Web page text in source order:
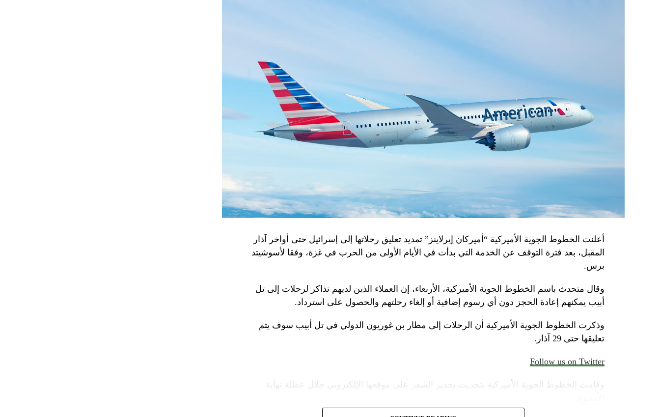
أعلنت الخطوط الجوية الأميركية “أميركان إيرلاينز” تمديد تعليق رحلاتها إلى إسرائيل حتى أواخر آذار
المقبل، بعد فترة التوقف عن الخدمة التي بدأت في الأيام الأولى من الحرب في غزة، وفقا لأسوشيتد
برس.
وقال متحدث باسم الخطوط الجوية الأميركية، الأربعاء، إن العملاء الذين لديهم تذاكر لرحلات إلى تل
أبيب يمكنهم إعادة الحجز دون أي رسوم إضافية أو إلغاء رحلتهم والحصول على استرداد.
وذكرت الخطوط الجوية الأميركية أن الرحلات إلى مطار بن غوريون الدولي في تل أبيب سوف يتم
تعليقها حتى 29 آذار.
Follow us on Twitter
وقامت الخطوط الجوية الأميركية بتحديث تحذير السفر على موقعها الإلكتروني خلال عطلة نهاية